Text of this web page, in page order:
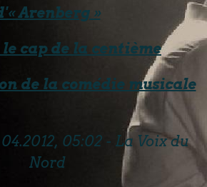
Arenberg »
cap de la centième
de la comédie musicale
05:02 - La Voix du
Nord